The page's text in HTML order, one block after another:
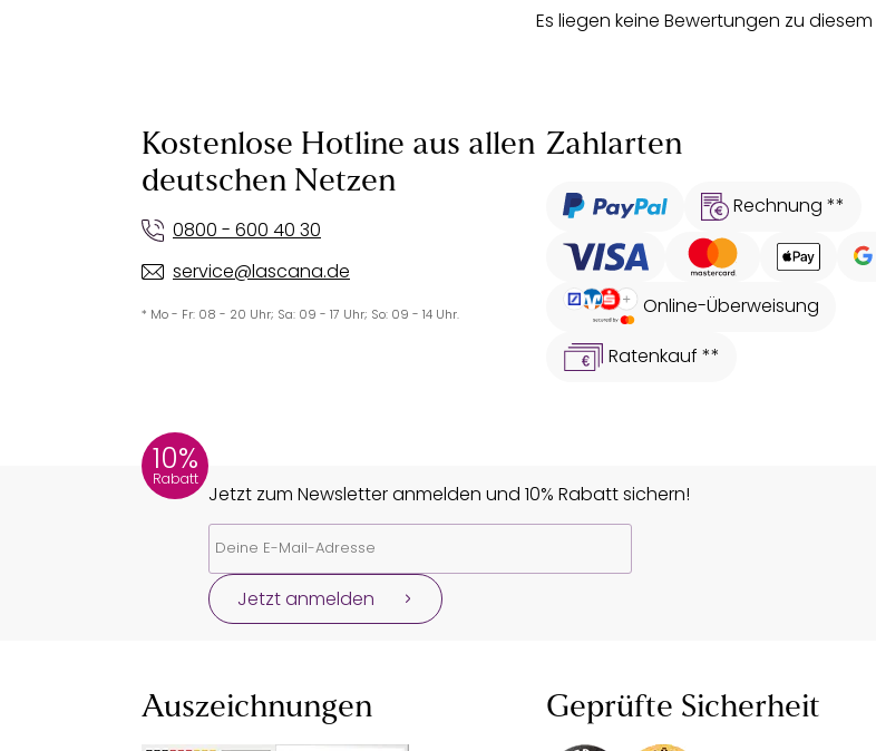
Es liegen keine Bewertungen zu diesem
Kostenlose Hotline aus allen
deutschen Netzen
0800 - 600 40 30
service@lascana.de
* Mo - Fr: 08 - 20 Uhr; Sa: 09 - 17 Uhr; So: 09 - 14 Uhr.
Zahlarten
Rechnung **
Online-Überweisung
Ratenkauf **
10%
Rabatt
Jetzt zum Newsletter anmelden und 10% Rabatt sichern!
Jetzt anmelden
Auszeichnungen Geprüfte Sicherheit